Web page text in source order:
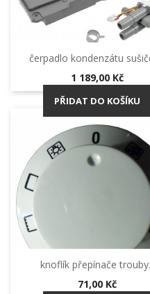
čerpadlo kondenzátu
Cena
1 189,00 Kč
PŘIDAT DO KOŠÍKU
knoflík přepínače
Cena
71,00 Kč